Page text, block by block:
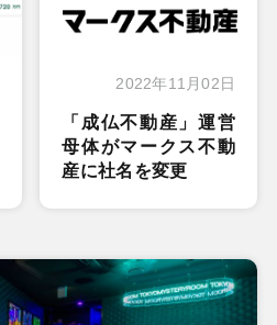
2022年11月02日
「成仏不動産」運営
母体がマークス不動
産に社名を変更